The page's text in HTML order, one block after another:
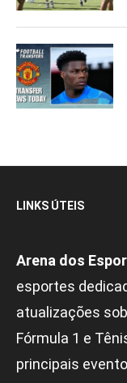
LINKS ÚTEIS
Arena dos
esportes
atualizações
Fórmula 1 e
principais